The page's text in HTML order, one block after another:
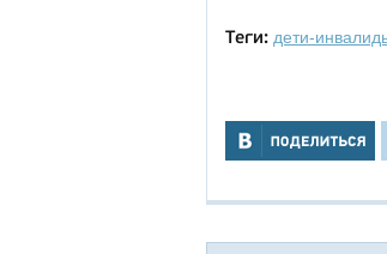
Теги: дети-